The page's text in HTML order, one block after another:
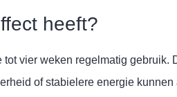
heeft?
vier weken regelmatig
of stabielere energie